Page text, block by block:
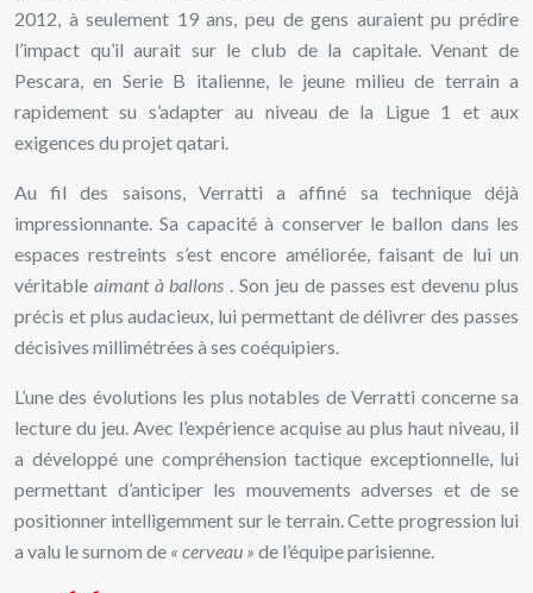
2012, à seulement 19 ans, peu de gens auraient pu prédire
l’impact qu’il aurait sur le club de la capitale. Venant de
Pescara, en Serie B italienne, le jeune milieu de terrain a
rapidement su s’adapter au niveau de la Ligue 1 et aux
exigences du projet qatari.
Au fil des saisons, Verratti a affiné sa technique déjà
impressionnante. Sa capacité à conserver le ballon dans les
espaces restreints s’est encore améliorée, faisant de lui un
véritable aimant à ballons . Son jeu de passes est devenu plus
précis et plus audacieux, lui permettant de délivrer des passes
décisives millimétrées à ses coéquipiers.
L’une des évolutions les plus notables de Verratti concerne sa
lecture du jeu. Avec l’expérience acquise au plus haut niveau, il
a développé une compréhension tactique exceptionnelle, lui
permettant d’anticiper les mouvements adverses et de se
positionner intelligemment sur le terrain. Cette progression lui
a valu le surnom de « cerveau » de l’équipe parisienne.